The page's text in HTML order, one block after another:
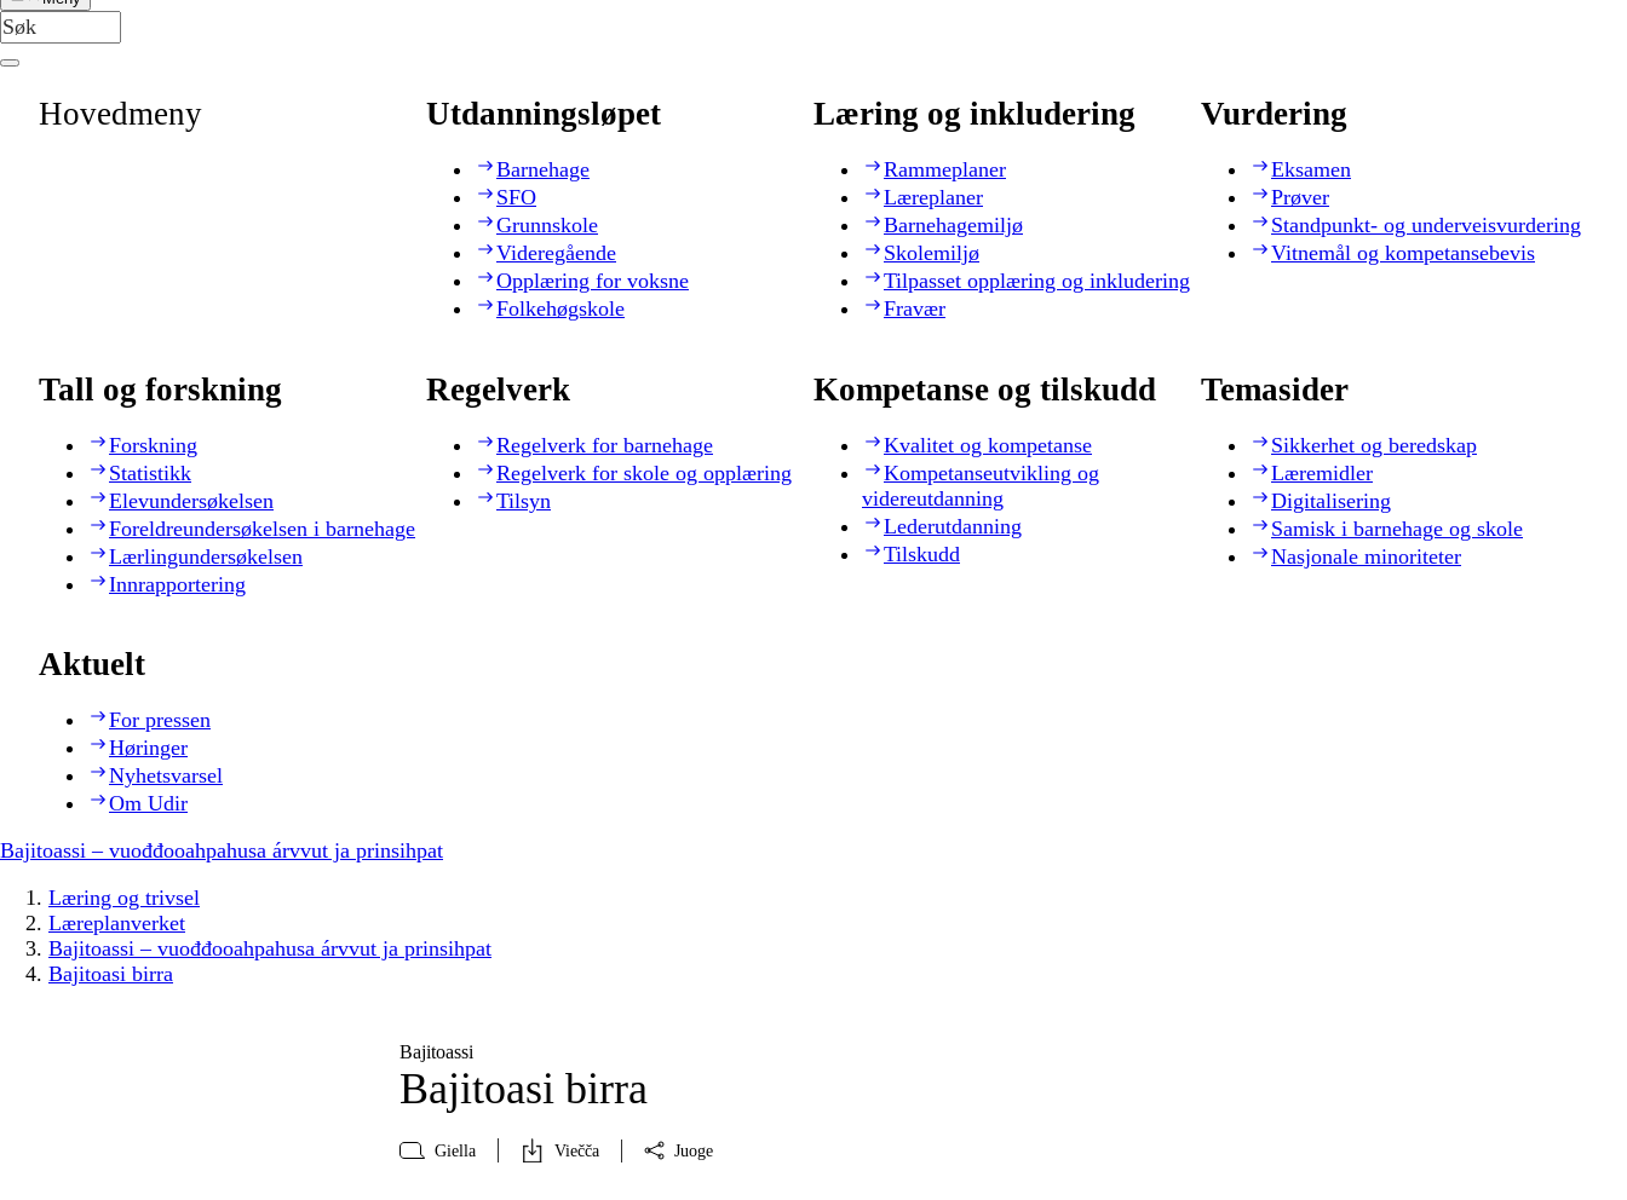
Hovedmeny Utdanningsløpet
Barnehage
SFO
Grunnskole
Videregående
Opplæring for voksne
Folkehøgskole
Læring og inkludering
Rammeplaner
Læreplaner
Barnehagemiljø
Skolemiljø
Tilpasset opplæring og inkludering
Fravær
Vurdering
Eksamen
Prøver
Standpunkt- og underveisvurdering
Vitnemål og kompetansebevis
Tall og forskning
Forskning
Statistikk
Elevundersøkelsen
Foreldreundersøkelsen i barnehage
Lærlingundersøkelsen
Innrapportering
Regelverk
Regelverk for barnehage
Regelverk for skole og opplæring
Tilsyn
Kompetanse og tilskudd
Kvalitet og kompetanse
Kompetanseutvikling og
videreutdanning
Lederutdanning
Tilskudd
Temasider
Sikkerhet og beredskap
Læremidler
Digitalisering
Samisk i barnehage og skole
Nasjonale minoriteter
Aktuelt
For pressen
Høringer
Nyhetsvarsel
Om Udir
Bajitoassi – vuođđooahpahusa árvvut ja prinsihpat
Læring og trivsel
Læreplanverket
Bajitoassi – vuođđooahpahusa árvvut ja prinsihpat
Bajitoasi birra
Bajitoassi
Bajitoasi birra
Giella Viečča Juoge